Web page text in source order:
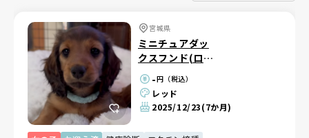
宮城県
ミニチュアダッ
クスフンド(ロン
グ) -円（税込）
レッド
2025/12/23(7か月)